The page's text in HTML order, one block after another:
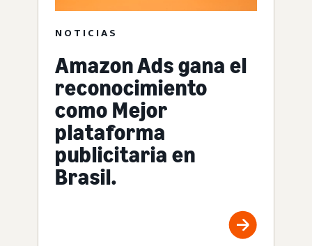
NOTICIAS
Amazon Ads gana el
reconocimiento
como Mejor
plataforma
publicitaria en
Brasil.